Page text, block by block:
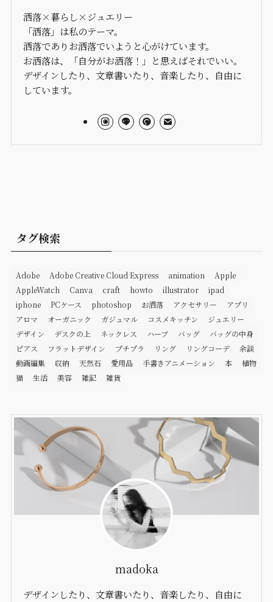
洒落×暮らし×ジュエリー
「洒落」は私のテーマ。
洒落でありお洒落でいようと心がけています。
お洒落は、「自分がお洒落！」と思えばそれでいい。
デザインしたり、文章書いたり、音楽したり、自由に
しています。
タグ検索
Adobe Adobe Creative Cloud Express animation
Apple
AppleWatch
Canva craft howto illustrator
ipad
iphone
PCケース photoshop お洒落 アクセサリー
アプリ
アロマ
オーガニック ガジュマル コスメキッチン
ジュエリー
デザイン
デスクの上 ネックレス ハーブ バッグ
バッグの中身
ピアス
フラットデザイン プチプラ リング リングコーデ
余談
動画編集
収納 天然石 愛用品 手書きアニメーション 本
植物
猫
生活 美容 雑記 雑貨
madoka
デザインしたり、文章書いたり、音楽したり、自由に